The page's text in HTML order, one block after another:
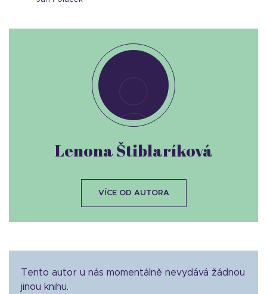
Tento autor u nás momentálně nevydává žádnou
jinou knihu.
Lenona Štiblaríková
VÍCE OD AUTORA